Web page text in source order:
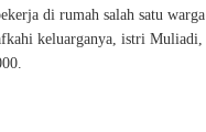
di rumah salah satu warga
keluarganya, istri Muliadi,